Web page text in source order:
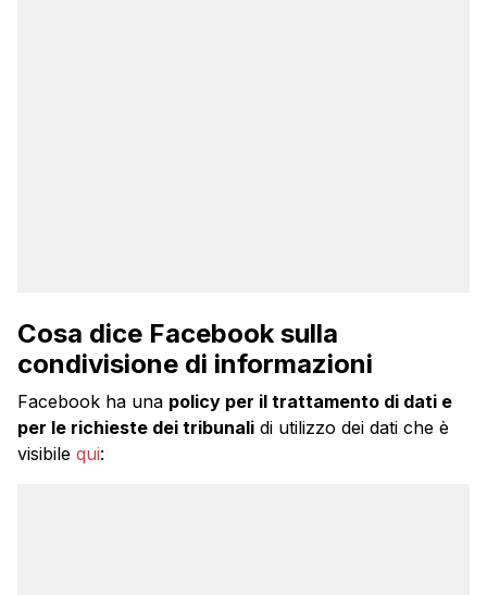
Cosa dice Facebook sulla
condivisione di informazioni
Facebook ha una policy per il trattamento di dati e
per le richieste dei tribunali di utilizzo dei dati che è
visibile qui: